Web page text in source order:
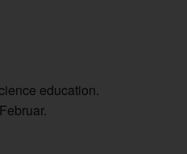
education.